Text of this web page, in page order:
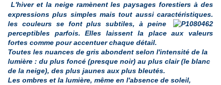
L'hiver et la neige ramènent les paysages forestiers à des
expressions plus simples mais tout aussi caractéristiques.
les couleurs se font plus subtiles, à peine
perceptibles
parfois. Elles laissent la place aux valeurs
fortes comme pour accentuer chaque détail.
Toutes les nuances de gris abondent selon l'intensité de la
lumière : du plus foncé (presque noir) au plus clair (le blanc
de la neige), des plus jaunes aux plus bleutés.
Les ombres et la lumière, même en l'absence de soleil,